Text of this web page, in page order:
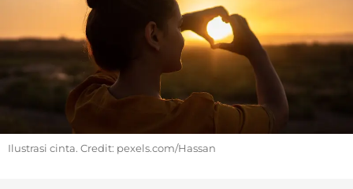
Ilustrasi cinta. Credit: pexels.com/Hassan